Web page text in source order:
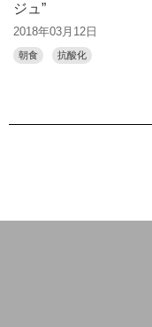
ジュ”
2018年03月12日
朝食 抗酸化